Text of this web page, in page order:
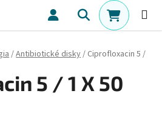
Hľadať
/Antibiotické disky/ Ciprofloxacin 5 /
5 / 1 X 50